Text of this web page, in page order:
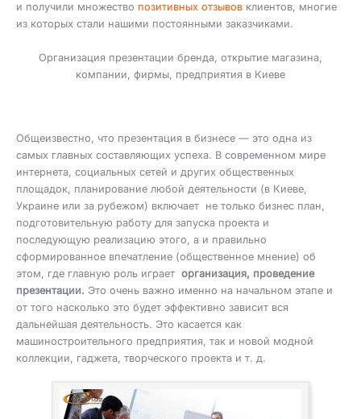
и получили множество позитивных отзывов клиентов, многие
из которых стали нашими постоянными заказчиками.
Организация презентации бренда, открытие магазина,
компании, фирмы, предприятия в Киеве
Общеизвестно, что презентация в бизнесе — это одна из
самых главных составляющих успеха. В современном мире
интернета, социальных сетей и других общественных
площадок, планирование любой деятельности (в Киеве,
Украине или за рубежом) включает не только бизнес план,
подготовительную работу для запуска проекта и
последующую реализацию этого, а и правильно
сформированное впечатление (общественное мнение) об
этом, где главную роль играет организация, проведение
презентации. Это очень важно именно на начальном этапе и
от того насколько это будет эффективно зависит вся
дальнейшая деятельность. Это касается как
машиностроительного предприятия, так и новой модной
коллекции, гаджета, творческого проекта и т. д.